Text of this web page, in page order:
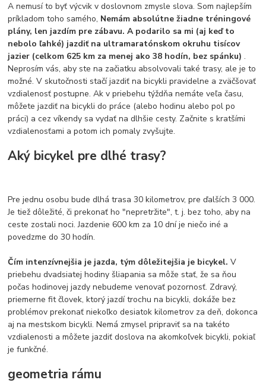
A nemusí to byť výcvik v doslovnom zmysle slova. Som najlepším
príkladom toho samého, Nemám absolútne žiadne tréningové
plány, len jazdím pre zábavu. A podarilo sa mi (aj keď to
nebolo ľahké) jazdiť na ultramaratónskom okruhu tisícov
jazier (celkom 625 km za menej ako 38 hodín, bez spánku).
Neprosím vás, aby ste na začiatku absolvovali také trasy, ale je to
možné. V skutočnosti stačí jazdiť na bicykli pravidelne a zväčšovať
vzdialenosť postupne. Ak v priebehu týždňa nemáte veľa času,
môžete jazdiť na bicykli do práce (alebo hodinu alebo pol po
práci) a cez víkendy sa vydať na dlhšie cesty. Začnite s kratšími
vzdialenosťami a potom ich pomaly zvyšujte.
Aký bicykel pre dlhé trasy?
Pre jednu osobu bude dlhá trasa 30 kilometrov, pre ďalších 3 000.
Je tiež dôležité, či prekonať ho "nepretržite", t. j. bez toho, aby na
ceste zostali noci. Jazdenie 600 km za 10 dní je niečo iné a
povedzme do 30 hodín.
Čím intenzívnejšia je jazda, tým dôležitejšia je bicykel.V
priebehu dvadsiatej hodiny šliapania sa môže stať, že sa ňou
počas hodinovej jazdy nebudeme venovať pozornosť. Zdravý,
priemerne fit človek, ktorý jazdí trochu na bicykli, dokáže bez
problémov prekonať niekoľko desiatok kilometrov za deň, dokonca
aj na mestskom bicykli. Nemá zmysel pripraviť sa na takéto
vzdialenosti a môžete jazdiť doslova na akomkoľvek bicykli, pokiaľ
je funkčné.
geometria rámu